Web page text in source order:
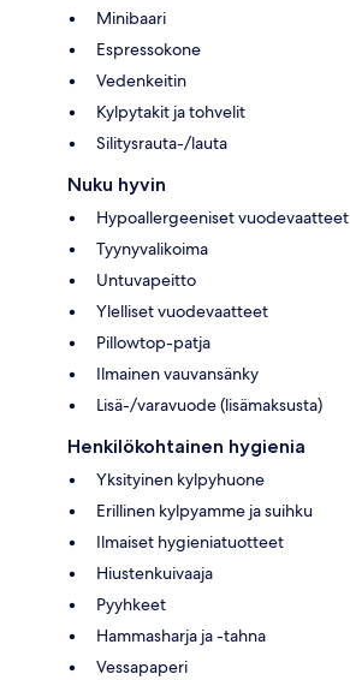
Minibaari
Espressokone
Vedenkeitin
Kylpytakit ja tohvelit
Silitysrauta-/lauta
Nuku hyvin
Hypoallergeeniset vuodevaatteet
Tyynyvalikoima
Untuvapeitto
Ylelliset vuodevaatteet
Pillowtop-patja
Ilmainen vauvansänky
Lisä-/varavuode (lisämaksusta)
Henkilökohtainen hygienia
Yksityinen kylpyhuone
Erillinen kylpyamme ja suihku
Ilmaiset hygieniatuotteet
Hiustenkuivaaja
Pyyhkeet
Hammasharja ja -tahna
Vessapaperi